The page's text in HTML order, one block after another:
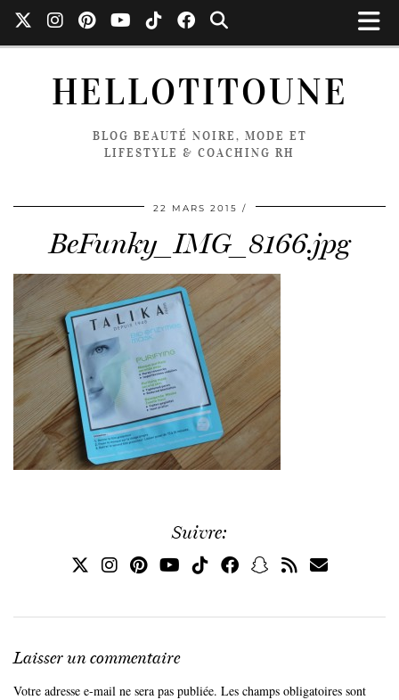
HELLOTITOUNE
BLOG BEAUTÉ NOIRE, MODE ET
LIFESTYLE & COACHING RH
22 MARS 2015
BeFunky_IMG_8166.jpg
Suivre:
Laisser un commentaire
Votre adresse e-mail ne sera pas publiée. Les champs obligatoires sont